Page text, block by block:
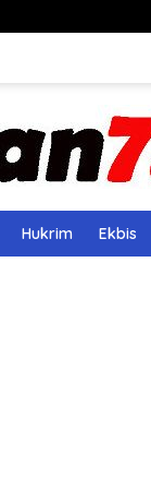
Peringati
Hukrim Ekbis